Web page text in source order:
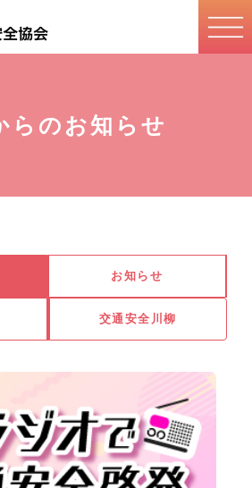
らのお知らせ
お知らせ
交通安全川柳